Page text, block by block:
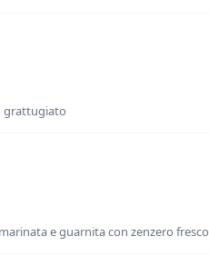
grattugiato
e guarnita con zenzero fresco